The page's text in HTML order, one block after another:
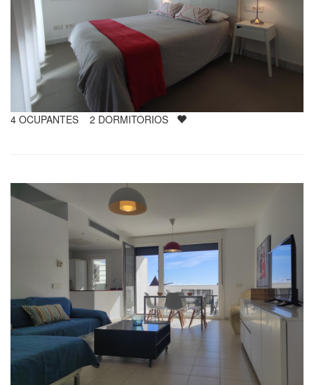
4 OCUPANTES 2 DORMITORIOS